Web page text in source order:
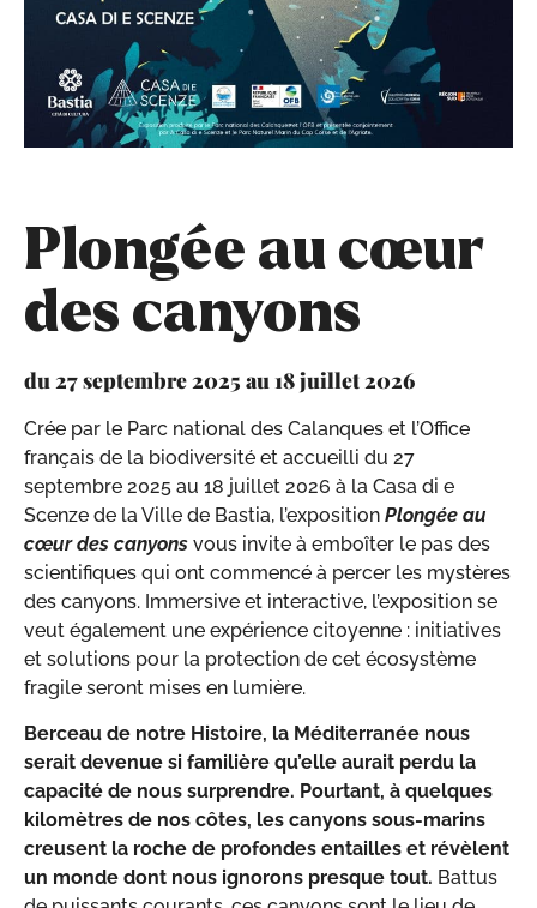
Plongée au cœur
des canyons
du 27 septembre 2025 au 18 juillet 2026
Crée par le Parc national des Calanques et l’Office
français de la biodiversité et accueilli du 27
septembre 2025 au 18 juillet 2026 à la Casa di e
Scenze de la Ville de Bastia, l’exposition Plongée au
cœur des canyons vous invite à emboîter le pas des
scientifiques qui ont commencé à percer les mystères
des canyons. Immersive et interactive, l’exposition se
veut également une expérience citoyenne : initiatives
et solutions pour la protection de cet écosystème
fragile seront mises en lumière.
Berceau de notre Histoire, la Méditerranée nous
serait devenue si familière qu’elle aurait perdu la
capacité de nous surprendre. Pourtant, à quelques
kilomètres de nos côtes, les canyons sous-marins
creusent la roche de profondes entailles et révèlent
un monde dont nous ignorons presque tout. Battus